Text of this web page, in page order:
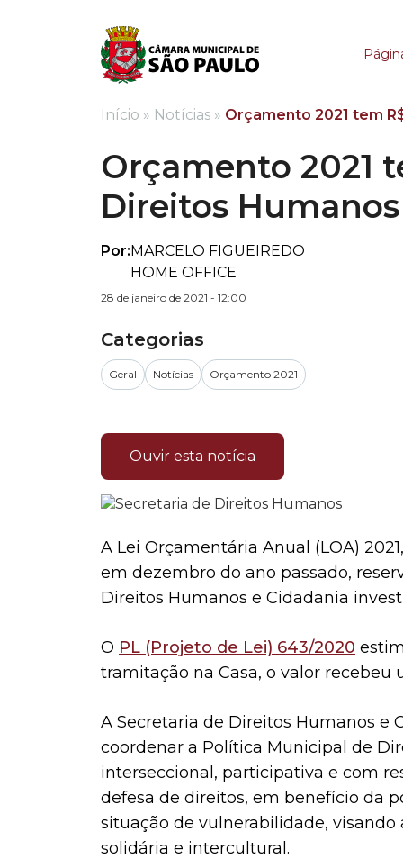
Orçamento 2021 tem
Início » Notícias » Orçamento 2021 tem
Orçamento 2021
Direitos
Por:MARCELO FIGUEIREDO
HOME OFFICE
28 de janeiro de 2021 - 12:00
Categorias
Geral Notícias Orçamento 2021
Ouvir esta notícia
A Lei Orçamentária Anual (LOA)
em dezembro do ano passado,
Direitos Humanos e Cidadania
O PL (Projeto de Lei) 643/2020
tramitação na Casa, o valor recebeu
A Secretaria de Direitos Humanos e
coordenar a Política Municipal de
interseccional, participativa e com
defesa de direitos, em benefício da
situação de vulnerabilidade,
solidária e intercultural.